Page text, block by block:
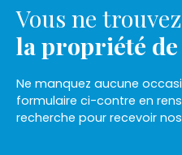
comprenant les charges
eau froide. Cédric
immobilier RSAC
Vous ne
la propriété de
Ne manquez aucune
formulaire ci-contre en
recherche pour recevoir